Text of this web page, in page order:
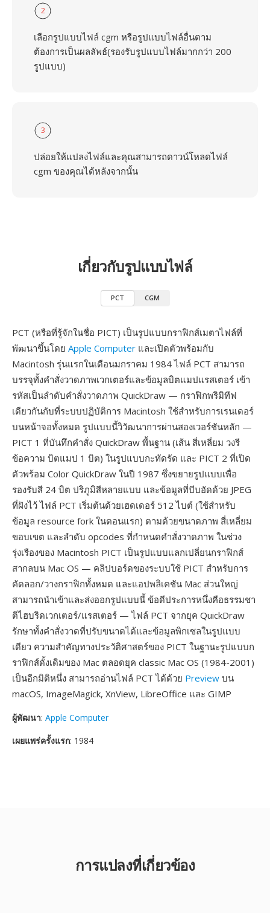
2
เลือกรูปแบบไฟล์ cgm หรือรูปแบบไฟล์อื่นตาม
ต้องการเป็นผลลัพธ์(รองรับรูปแบบไฟล์มากกว่า 200
รูปแบบ)
3
ปล่อยให้แปลงไฟล์และคุณสามารถดาวน์โหลดไฟล์
cgm ของคุณได้หลังจากนั้น
เกี่ยวกับรูปแบบไฟล์
PCT CGM
PCT (หรือที่รู้จักในชื่อ PICT) เป็นรูปแบบกราฟิกส์เมตาไฟล์ที่
พัฒนาขึ้นโดย Apple Computer และเปิดตัวพร้อมกับ
Macintosh รุ่นแรกในเดือนมกราคม 1984 ไฟล์ PCT สามารถ
บรรจุทั้งคำสั่งวาดภาพเวกเตอร์และข้อมูลบิตแมปแรสเตอร์ เข้า
รหัสเป็นลำดับคำสั่งวาดภาพ QuickDraw — กราฟิกพริมิทีฟ
เดียวกันกับที่ระบบปฏิบัติการ Macintosh ใช้สำหรับการเรนเดอร์
บนหน้าจอทั้งหมด รูปแบบนี้วิวัฒนาการผ่านสองเวอร์ชันหลัก —
PICT 1 ที่บันทึกคำสั่ง QuickDraw พื้นฐาน (เส้น สี่เหลี่ยม วงรี
ข้อความ บิตแมป 1 บิต) ในรูปแบบกะทัดรัด และ PICT 2 ที่เปิด
ตัวพร้อม Color QuickDraw ในปี 1987 ซึ่งขยายรูปแบบเพื่อ
รองรับสี 24 บิต ปริภูมิสีหลายแบบ และข้อมูลที่บีบอัดด้วย JPEG
ที่ฝังไว้ ไฟล์ PCT เริ่มต้นด้วยเฮดเดอร์ 512 ไบต์ (ใช้สำหรับ
ข้อมูล resource fork ในตอนแรก) ตามด้วยขนาดภาพ สี่เหลี่ยม
ขอบเขต และลำดับ opcodes ที่กำหนดคำสั่งวาดภาพ ในช่วง
รุ่งเรืองของ Macintosh PICT เป็นรูปแบบแลกเปลี่ยนกราฟิกส์
สากลบน Mac OS — คลิปบอร์ดของระบบใช้ PICT สำหรับการ
คัดลอก/วางกราฟิกทั้งหมด และแอปพลิเคชัน Mac ส่วนใหญ่
สามารถนำเข้าและส่งออกรูปแบบนี้ ข้อดีประการหนึ่งคือธรรมชา
ติไฮบริดเวกเตอร์/แรสเตอร์ — ไฟล์ PCT จากยุค QuickDraw
รักษาทั้งคำสั่งวาดที่ปรับขนาดได้และข้อมูลพิกเซลในรูปแบบ
เดียว ความสำคัญทางประวัติศาสตร์ของ PICT ในฐานะรูปแบบก
ราฟิกส์ดั้งเดิมของ Mac ตลอดยุค classic Mac OS (1984-2001)
เป็นอีกมิติหนึ่ง สามารถอ่านไฟล์ PCT ได้ด้วย Preview บน
macOS, ImageMagick, XnView, LibreOffice และ GIMP
ผู้พัฒนา: Apple Computer
เผยแพร่ครั้งแรก: 1984
การแปลงที่เกี่ยวข้อง